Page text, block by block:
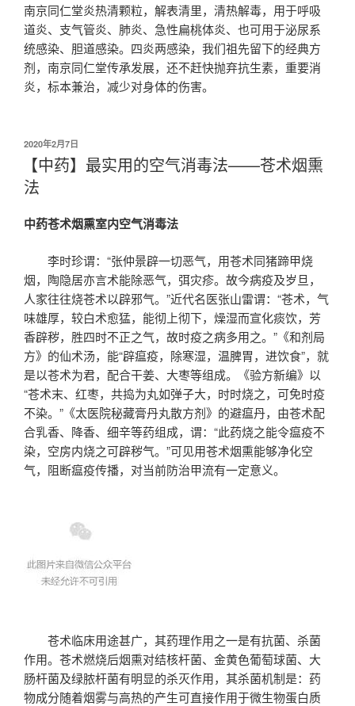
南京同仁堂炎热清颗粒，解表清里，清热解毒，用于呼吸
道炎、支气管炎、肺炎、急性扁桃体炎、也可用于泌尿系
统感染、胆道感染。四炎两感染，我们祖先留下的经典方
剂，南京同仁堂传承发展，还不赶快抛弃抗生素，重要消
炎，标本兼治，减少对身体的伤害。
发
2020年2月7日
【中药】最实用的空气消毒法——苍术烟熏
法
中药苍术烟熏室内空气消毒法
李时珍谓：“张仲景辟一切恶气，用苍术同猪蹄甲烧
烟，陶隐居亦言术能除恶气，弭灾疹。故今病疫及岁旦，
人家往往烧苍术以辟邪气。”近代名医张山雷谓：“苍术，气
味雄厚，较白术愈猛，能彻上彻下，燥湿而宣化痰饮，芳
香辟秽，胜四时不正之气，故时疫之病多用之。”《和剂局
方》的仙术汤，能“辟瘟疫，除寒湿，温脾胃，进饮食”，就
是以苍术为君，配合干姜、大枣等组成。《验方新编》以
“苍术末、红枣，共捣为丸如弹子大，时时烧之，可免时疫
不染。”《太医院秘藏膏丹丸散方剂》的避瘟丹，由苍术配
合乳香、降香、细辛等药组成，谓：“此药烧之能令瘟疫不
染，空房内烧之可辟秽气。”可见用苍术烟熏能够净化空
气，阻断瘟疫传播，对当前防治甲流有一定意义。
苍术临床用途甚广，其药理作用之一是有抗菌、杀菌
作用。苍术燃烧后烟熏对结核杆菌、金黄色葡萄球菌、大
肠杆菌及绿脓杆菌有明显的杀灭作用，其杀菌机制是：药
物成分随着烟雾与高热的产生可直接作用于微生物蛋白质